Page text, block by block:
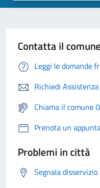
Contatta il comune
Leggi le domande
Richiedi Assistenza
Chiama il comune
Prenota un
Problemi in città
Segnala disservizio